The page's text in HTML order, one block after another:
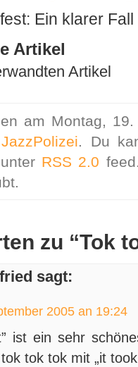
Ein klarer
Artikel
Artikel
am Montag,
JazzPolizei. Du
RSS 2.0
zu “Tok
sagt:
2005 an 19:24
ist ein sehr
tok tok mit „it